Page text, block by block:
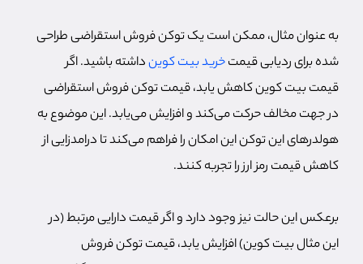
به عنوان مثال، ممکن است یک توکن فروش استقراضی طراحی
شده برای ردیابی قیمتخرید بیت کوینداشته باشید. اگر
قیمت بیت کوین کاهش یابد، قیمت توکن فروش استقراضی
در جهت مخالف حرکت می‌کند و افزایش می‌یابد. این موضوع به
هولدرهای این توکن این امکان را فراهم می‌کند تا درامدزایی از
کاهش قیمت رمز ارز را تجربه کنند.
برعکس این حالت نیز وجود دارد و اگر قیمت دارایی مرتبط (در
این مثال بیت کوین) افزایش یابد، قیمت توکن فروش